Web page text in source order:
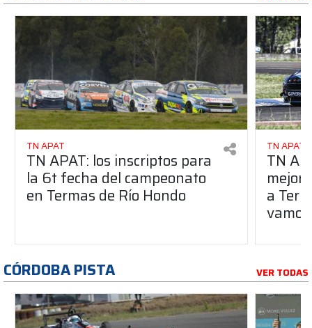
TN APAT
TN APAT: los inscriptos para
la 6t fecha del campeonato
en Termas de Río Hondo
TN APAT
TN
a
CÓRDOBA PISTA VER TODAS